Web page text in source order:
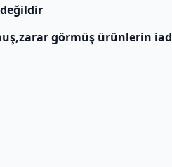
görmüş ürünlerin